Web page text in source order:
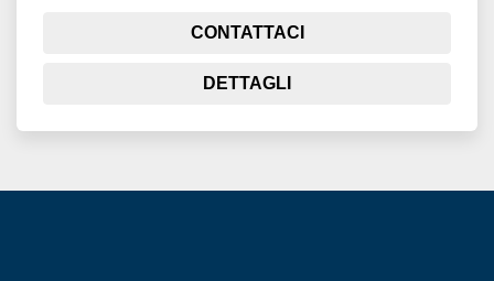
CONTATTACI
DETTAGLI